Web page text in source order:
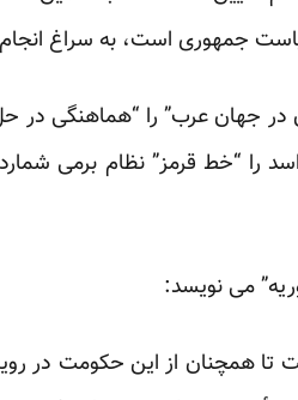
جمهوری است، به سراغ
جهان عرب” را “هماهنگی در
را “خط قرمز” نظام برمی
می نویسد:
تا همچنان از این حکومت در